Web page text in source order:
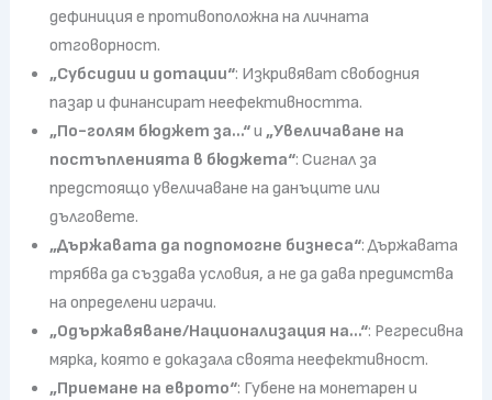
дефиниция е противоположна на личната
отговорност.
„Субсидии и дотации“: Изкривяват свободния
пазар и финансират неефективността.
„По-голям бюджет за…“и „Увеличаване на
постъпленията в бюджета“: Сигнал за
предстоящо увеличаване на данъците или
дълговете.
„Държавата да подпомогне бизнеса“: Държавата
трябва да създава условия, а не да дава предимства
на определени играчи.
„Одържавяване/Национализация на…“: Регресивна
мярка, която е доказала своята неефективност.
„Приемане на еврото“: Губене на монетарен и